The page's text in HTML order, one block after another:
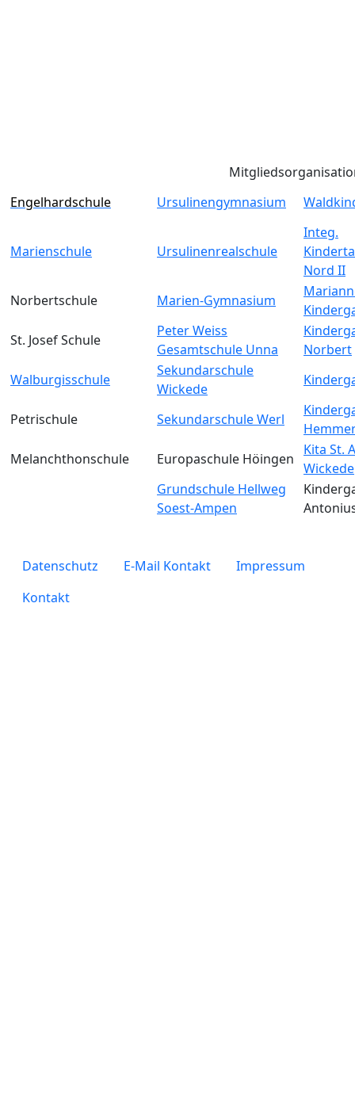
Engelhardschule
Ursulinengymnasium
Marienschule Ursulinenrealschule
Integ.
Nord II
Norbertschule
Marien-Gymnasium
St. Josef Schule
Peter Weiss
Gesamtschule Unna
Norbert
Walburgisschule
Sekundarschule
Wickede
Petrischule Sekundarschule Werl
Melanchthonschule
Europaschule Höingen
Kita St.
Wickede
Grundschule Hellweg
Soest-Ampen
legals
Datenschutz E-Mail Kontakt
Impressum
Kontakt